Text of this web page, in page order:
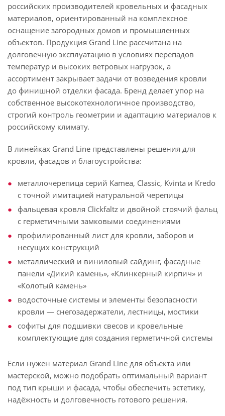
российских производителей кровельных и фасадных
материалов, ориентированный на комплексное
оснащение загородных домов и промышленных
объектов. Продукция Grand Line рассчитана на
долговечную эксплуатацию в условиях перепадов
температур и высоких ветровых нагрузок, а
ассортимент закрывает задачи от возведения кровли
до финишной отделки фасада. Бренд делает упор на
собственное высокотехнологичное производство,
строгий контроль геометрии и адаптацию материалов к
российскому климату.
В линейках Grand Line представлены решения для
кровли, фасадов и благоустройства:
металлочерепица серий Kamea, Classic, Kvinta и Kredo
с точной имитацией натуральной черепицы
фальцевая кровля Clickfaltz и двойной стоячий фальц
с герметичными замковыми соединениями
профилированный лист для кровли, заборов и
несущих конструкций
металлический и виниловый сайдинг, фасадные
панели «Дикий камень», «Клинкерный кирпич» и
«Колотый камень»
водосточные системы и элементы безопасности
кровли — снегозадержатели, лестницы, мостики
софиты для подшивки свесов и кровельные
комплектующие для создания герметичной системы
Если нужен материал Grand Line для объекта или
мастерской, можно подобрать оптимальный вариант
под тип крыши и фасада, чтобы обеспечить эстетику,
надёжность и долговечность готового решения.